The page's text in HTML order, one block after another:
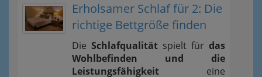
Erholsamer Schlaf für 2: Die
richtige Bettgröße finden
Die Schlafqualität spielt für das
Wohlbefinden und die
Leistungsfähigkeit eine